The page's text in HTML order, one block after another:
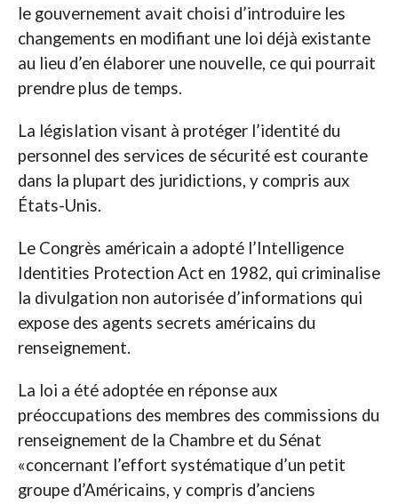
le gouvernement avait choisi d’introduire les
changements en modifiant une loi déjà existante
au lieu d’en élaborer une nouvelle, ce qui pourrait
prendre plus de temps.
La législation visant à protéger l’identité du
personnel des services de sécurité est courante
dans la plupart des juridictions, y compris aux
États-Unis.
Le Congrès américain a adopté l’Intelligence
Identities Protection Act en 1982, qui criminalise
la divulgation non autorisée d’informations qui
expose des agents secrets américains du
renseignement.
La loi a été adoptée en réponse aux
préoccupations des membres des commissions du
renseignement de la Chambre et du Sénat
«concernant l’effort systématique d’un petit
groupe d’Américains, y compris d’anciens